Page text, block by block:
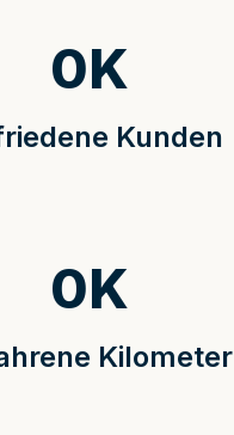
Kunden
0K
Kilometer
0K